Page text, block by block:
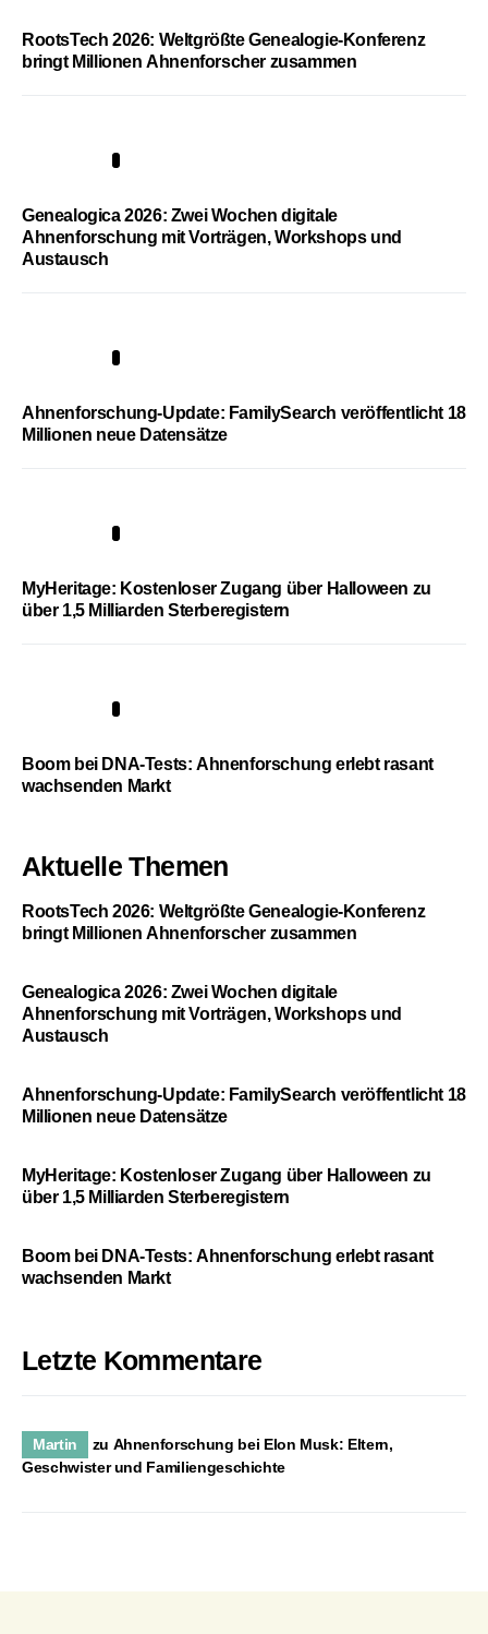
RootsTech 2026: Weltgrößte Genealogie-Konferenz
bringt Millionen Ahnenforscher zusammen
Genealogica 2026: Zwei Wochen digitale
Ahnenforschung mit Vorträgen, Workshops und
Austausch
Ahnenforschung-Update: FamilySearch veröffentlicht 18
Millionen neue Datensätze
MyHeritage: Kostenloser Zugang über Halloween zu
über 1,5 Milliarden Sterberegistern
Boom bei DNA-Tests: Ahnenforschung erlebt rasant
wachsenden Markt
Aktuelle Themen
RootsTech 2026: Weltgrößte Genealogie-Konferenz
bringt Millionen Ahnenforscher zusammen
Genealogica 2026: Zwei Wochen digitale
Ahnenforschung mit Vorträgen, Workshops und
Austausch
Ahnenforschung-Update: FamilySearch veröffentlicht 18
Millionen neue Datensätze
MyHeritage: Kostenloser Zugang über Halloween zu
über 1,5 Milliarden Sterberegistern
Boom bei DNA-Tests: Ahnenforschung erlebt rasant
wachsenden Markt
Letzte Kommentare
Martin zu Ahnenforschung bei Elon Musk: Eltern,
Geschwister und Familiengeschichte